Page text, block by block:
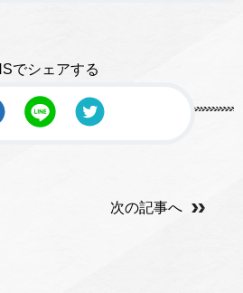
でシェアする
次の記事へ